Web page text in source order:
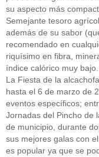
su aspecto más
Semejante tesoro
además de su sabor
recomendado en
riquísimo en fibra,
índice calórico muy bajo.
La Fiesta de la
hasta el 6 de marzo de
eventos específicos;
Jornadas del Pincho de
de municipio, durante
sus mejores galas con
es popular ya que se